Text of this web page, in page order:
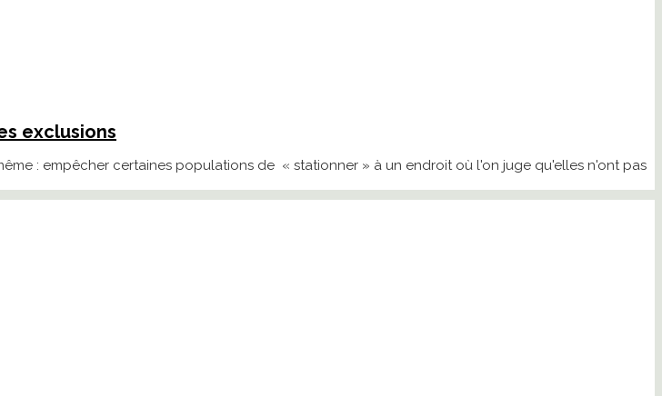
exclusions
: empêcher certaines populations de « stationner » à un endroit où l'on juge qu'elles n'ont pas